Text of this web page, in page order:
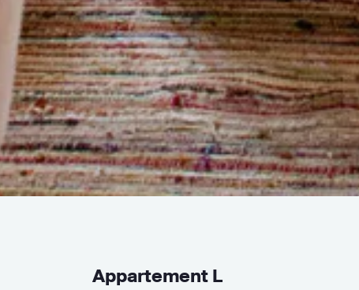
Appartement L